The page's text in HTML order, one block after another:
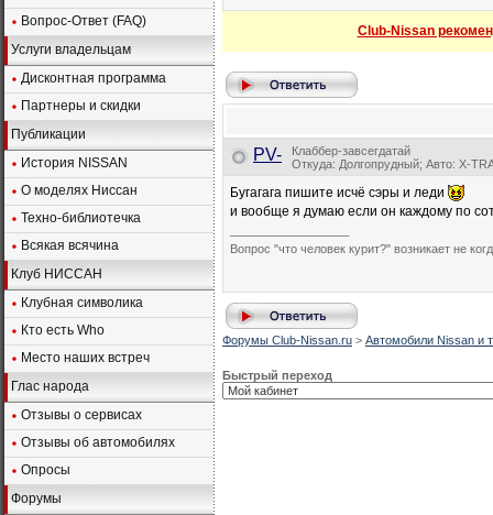
Вопрос-Ответ (FAQ)
Услуги владельцам
Дисконтная программа
Партнеры и скидки
Публикации
История NISSAN
О моделях Ниссан
Техно-библиотечка
Всякая всячина
Клуб НИССАН
Клубная символика
Кто есть Who
Место наших встреч
Глас народа
Отзывы о сервисах
Отзывы об автомобилях
Опросы
Форумы
Club-Nissan
PV-
Клаббер-завсегдатай
Откуда: Долгопрудный; Авто: X-
Бугагага пишите исчё сэры и леди
и вообще я думаю если он каждому по
Вопрос "что человек курит?" возникает не
Форумы Club-Nissan.ru > Автомобили Nissan и
Быстрый переход